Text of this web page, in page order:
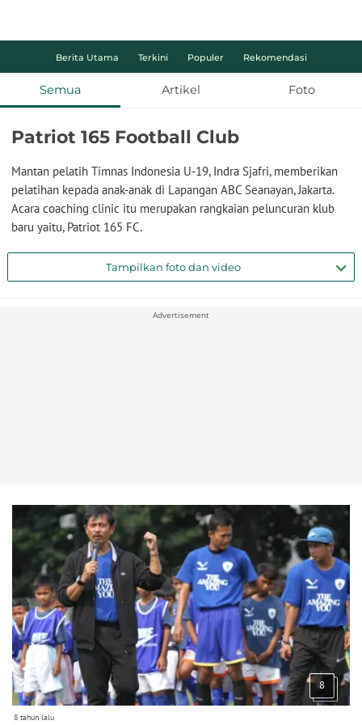
Berita Utama Terkini Populer Rekomendasi
Semua Artikel Foto
Patriot 165 Football Club
Mantan pelatih Timnas Indonesia U-19, Indra Sjafri, memberikan
pelatihan kepada anak-anak di Lapangan ABC Seanayan, Jakarta.
Acara coaching clinic itu merupakan rangkaian peluncuran klub
baru yaitu, Patriot 165 FC.
Tampilkan foto dan video
Advertisement
8
8 tahun lalu